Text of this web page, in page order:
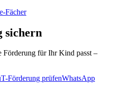
Fächer
sichern
für Ihr Kind passt –
Förderung prüfenWhatsApp